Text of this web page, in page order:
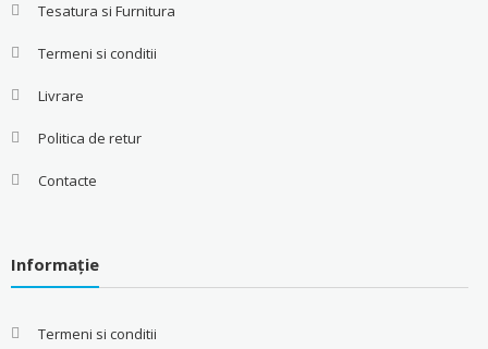
Tesatura si Furnitura
Termeni si conditii
Livrare
Politica de retur
Contacte
Informație
Termeni si conditii